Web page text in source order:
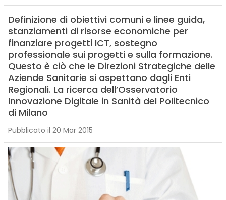
Definizione di obiettivi comuni e linee guida,
stanziamenti di risorse economiche per
finanziare progetti ICT, sostegno
professionale sui progetti e sulla formazione.
Questo è ciò che le Direzioni Strategiche delle
Aziende Sanitarie si aspettano dagli Enti
Regionali. La ricerca dell’Osservatorio
Innovazione Digitale in Sanità del Politecnico
di Milano
Pubblicato il 20 Mar 2015